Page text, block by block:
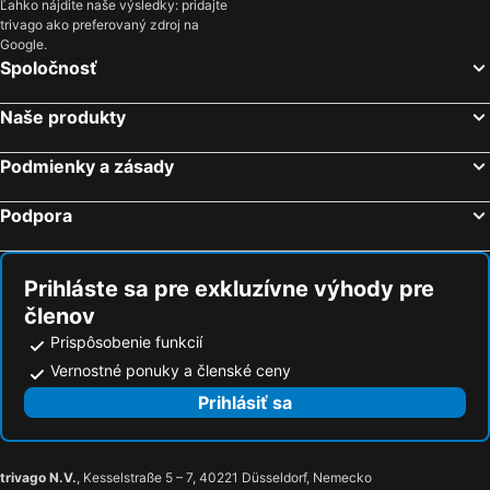
S'illot, Baleárske ostrovy Hotely
Barcelona, Katalánsko Hotely
Alicante, Valencia Hotely
Valencia, Valencia Hotely
Ľahko nájdite naše výsledky: pridajte
trivago ako preferovaný zdroj na
Google.
Spoločnosť
Naše produkty
Podmienky a zásady
Podpora
Prihláste sa pre exkluzívne výhody pre
členov
Prispôsobenie funkcií
Vernostné ponuky a členské ceny
Prihlásiť sa
trivago N.V., Kesselstraße 5 – 7, 40221 Düsseldorf, Nemecko